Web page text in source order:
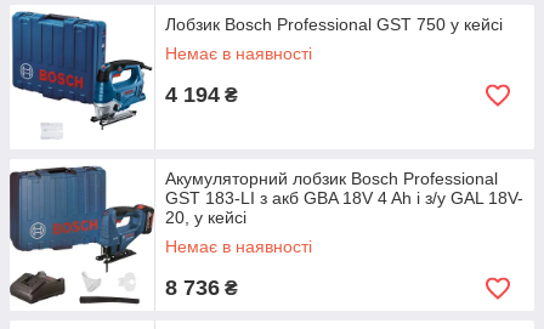
Лобзик Bosch Professional GST 750 у кейсі
Немає в наявності
4 194 ₴
Акумуляторний лобзик Bosch Professional
GST 183-LI з акб GBA 18V 4 Ah і з/у GAL 18V-
20, у кейсі
Немає в наявності
8 736 ₴